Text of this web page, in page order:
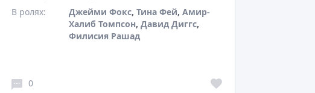
В ролях:
Джейми Фокс, Тина Фей, Амир-
Халиб Томпсон, Давид Диггс,
Филисия Рашад
0